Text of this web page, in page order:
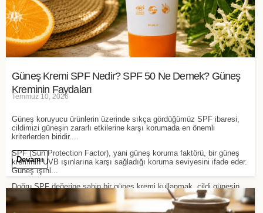
Güneş Kremi SPF Nedir? SPF 50 Ne Demek? Güneş
Kreminin Faydaları
Temmuz 10, 2026
Güneş koruyucu ürünlerin üzerinde sıkça gördüğümüz SPF ibaresi,
cildimizi güneşin zararlı etkilerine karşı korumada en önemli
kriterlerden biridir....
SPF (Sun Protection Factor), yani güneş koruma faktörü, bir güneş
kreminin UVB ışınlarına karşı sağladığı koruma seviyesini ifade eder.
Güneş ışınl...
Doğru SPF değerine sahip bir güneş kremi kullanmak, cildi güneşin
olumsuz etkilerine karşı korurken günlük bakım rutininin de
vazgeçilmez bir parça...
Devamı